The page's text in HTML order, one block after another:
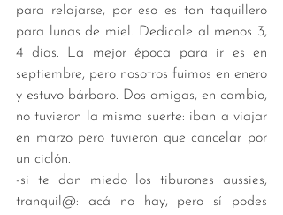
para relajarse, por eso es tan taquillero
para lunas de miel. Dedícale al menos 3,
4 días. La mejor época para ir es en
septiembre, pero nosotros fuimos en enero
y estuvo bárbaro. Dos amigas, en cambio,
no tuvieron la misma suerte: iban a viajar
en marzo pero tuvieron que cancelar por
un ciclón.
-si te dan miedo los tiburones aussies,
tranquil@: acá no hay, pero sí podes